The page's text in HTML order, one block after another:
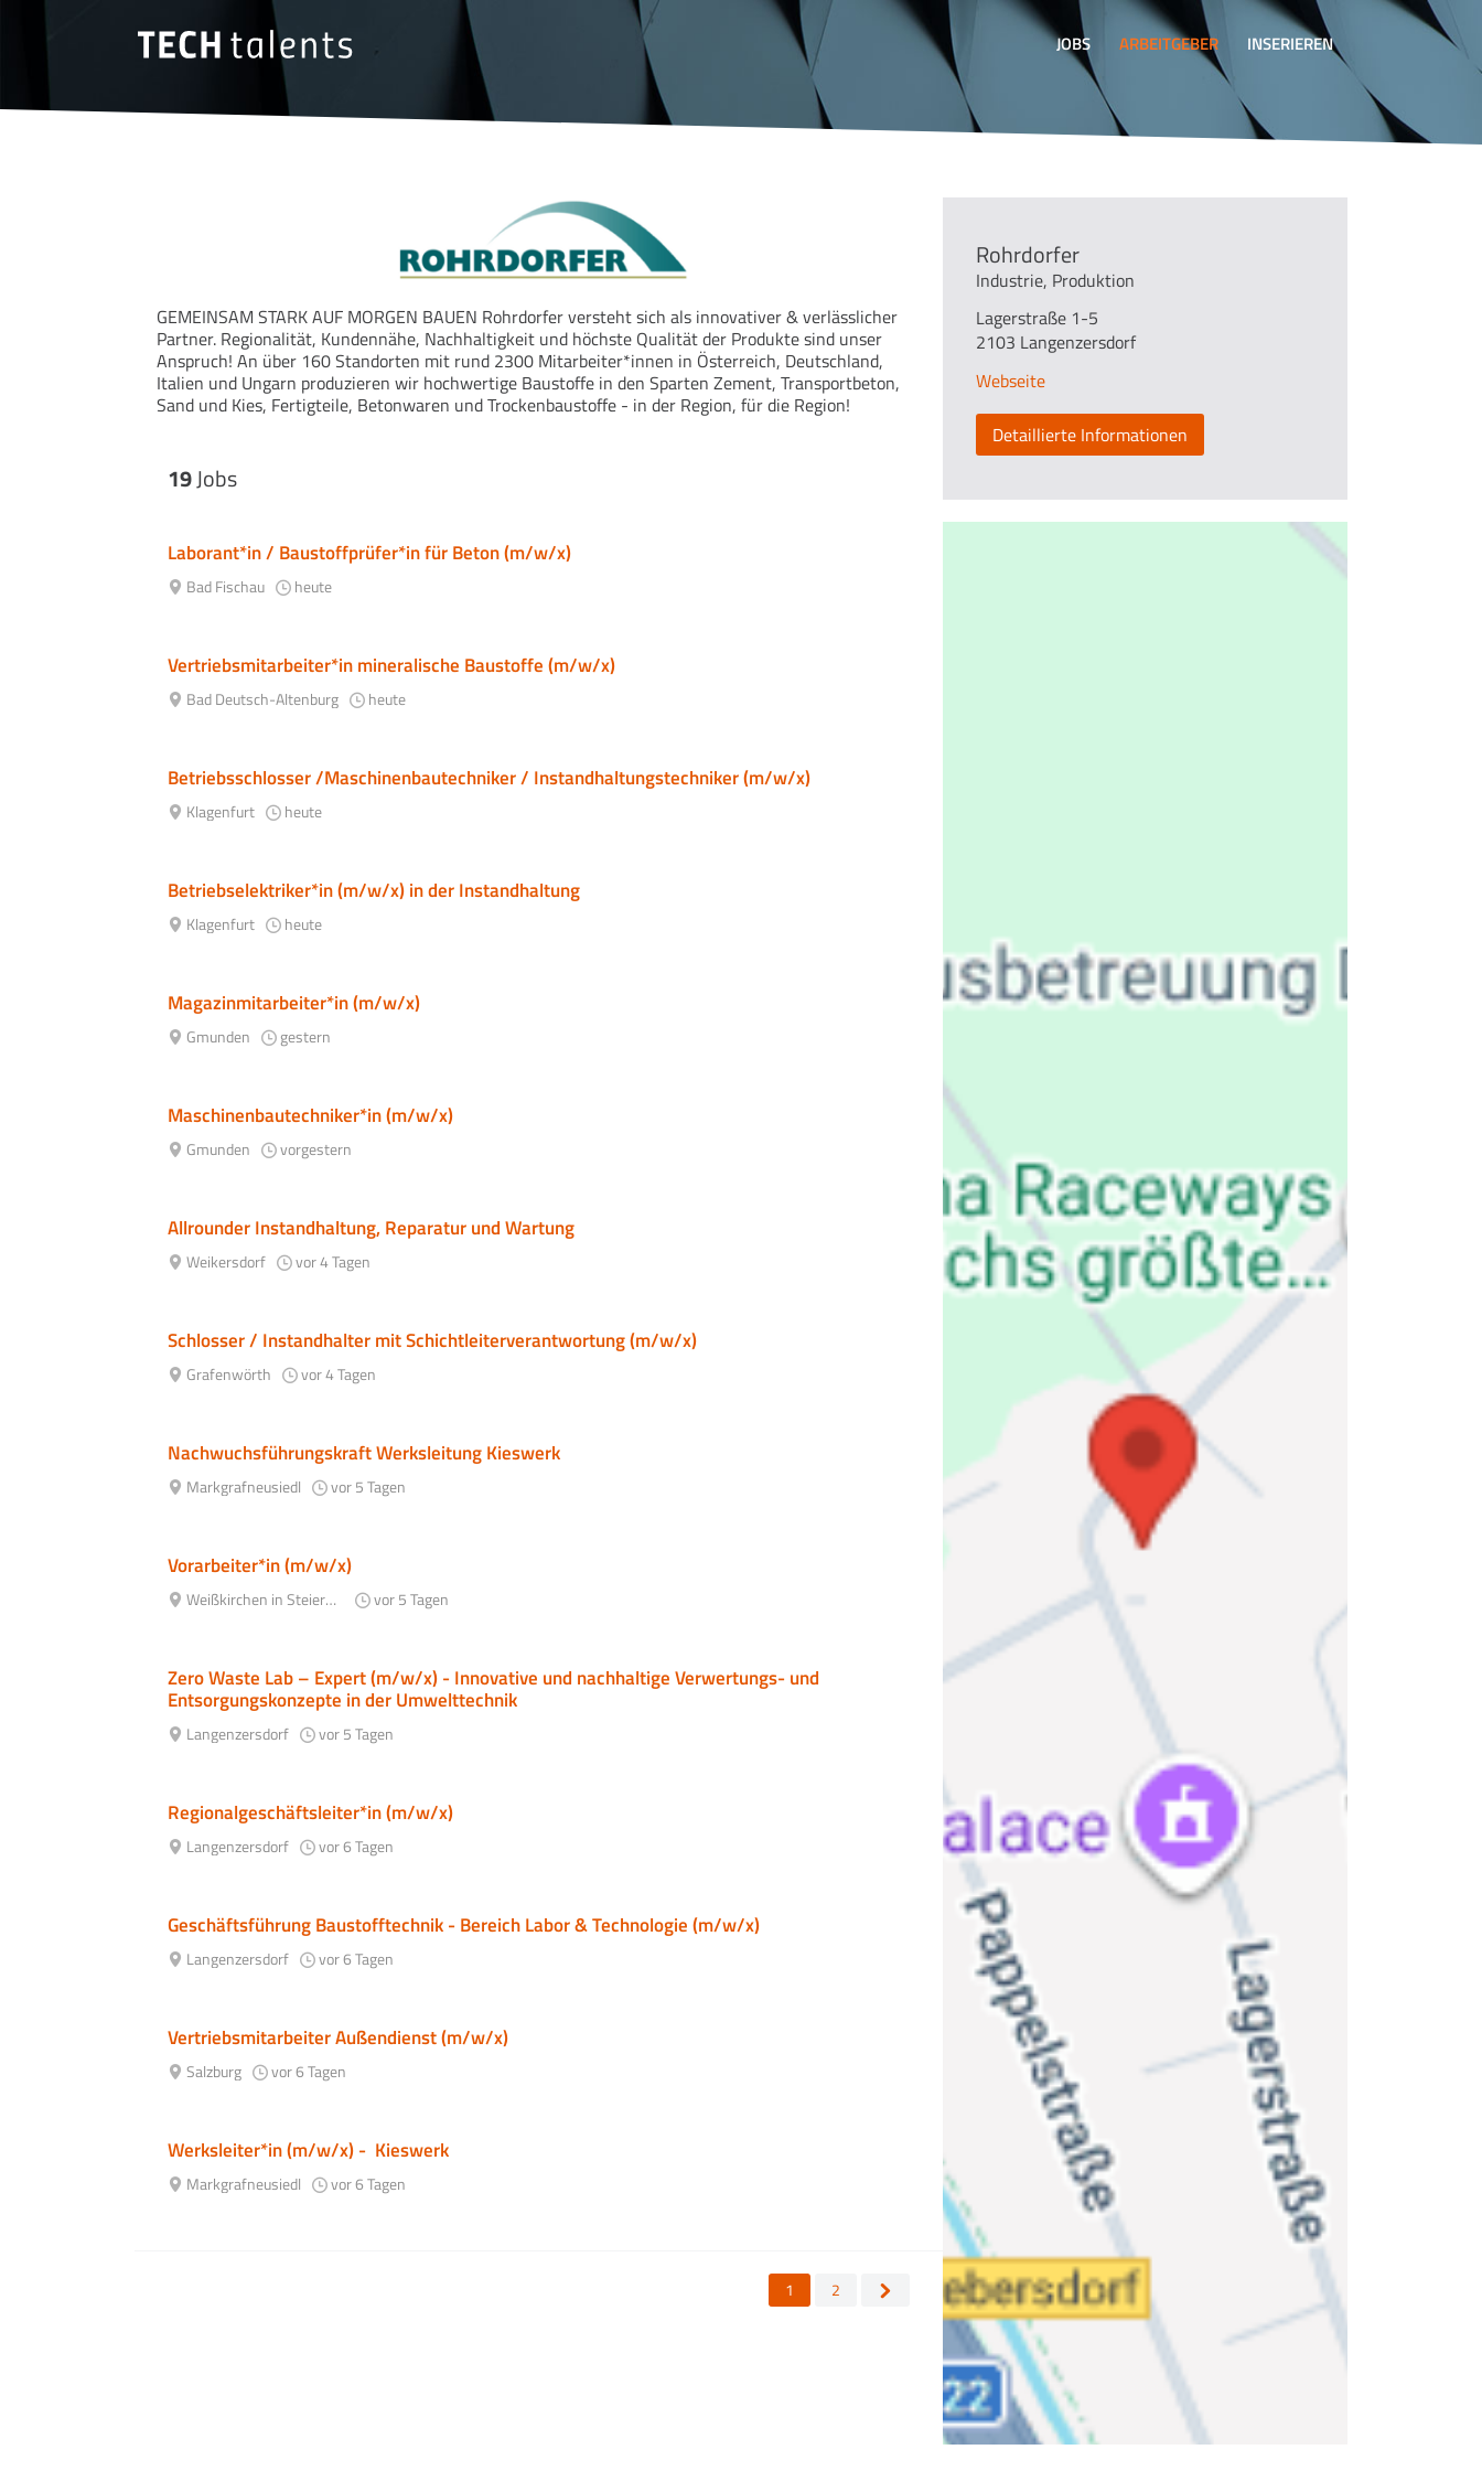
JOBS ARBEITGEBER INSERIEREN
GEMEINSAM STARK AUF MORGEN BAUEN Rohrdorfer versteht sich als innovativer & verlässlicher
Partner. Regionalität, Kundennähe, Nachhaltigkeit und höchste Qualität der Produkte sind unser
Anspruch! An über 160 Standorten mit rund 2300 Mitarbeiter*innen in Österreich, Deutschland,
Italien und Ungarn produzieren wir hochwertige Baustoffe in den Sparten Zement, Transportbeton,
Sand und Kies, Fertigteile, Betonwaren und Trockenbaustoffe - in der Region, für die Region!
19Jobs
Laborant*in / Baustoffprüfer*in für Beton (m/w/x)
Bad Fischau heute
Vertriebsmitarbeiter*in mineralische Baustoffe (m/w/x)
Bad Deutsch-Altenburg heute
Betriebsschlosser /Maschinenbautechniker / Instandhaltungstechniker (m/w/x)
Klagenfurt heute
Betriebselektriker*in (m/w/x) in der Instandhaltung
Klagenfurt heute
Magazinmitarbeiter*in (m/w/x)
Gmunden gestern
Maschinenbautechniker*in (m/w/x)
Gmunden vorgestern
Allrounder Instandhaltung, Reparatur und Wartung
Weikersdorf vor 4 Tagen
Schlosser / Instandhalter mit Schichtleiterverantwortung (m/w/x)
Grafenwörth vor 4 Tagen
Nachwuchsführungskraft Werksleitung Kieswerk
Markgrafneusiedl vor 5 Tagen
Vorarbeiter*in (m/w/x)
Weißkirchen in Steiermark vor 5 Tagen
Zero Waste Lab – Expert (m/w/x) - Innovative und nachhaltige Verwertungs- und
Entsorgungskonzepte in der Umwelttechnik
Langenzersdorf vor 5 Tagen
Regionalgeschäftsleiter*in (m/w/x)
Langenzersdorf vor 6 Tagen
Geschäftsführung Baustofftechnik - Bereich Labor & Technologie (m/w/x)
Langenzersdorf vor 6 Tagen
Vertriebsmitarbeiter Außendienst (m/w/x)
Salzburg vor 6 Tagen
Werksleiter*in (m/w/x) - Kieswerk
Markgrafneusiedl vor 6 Tagen
1 2
Rohrdorfer
Industrie, Produktion
Lagerstraße 1-5
2103 Langenzersdorf
Webseite
Detaillierte Informationen